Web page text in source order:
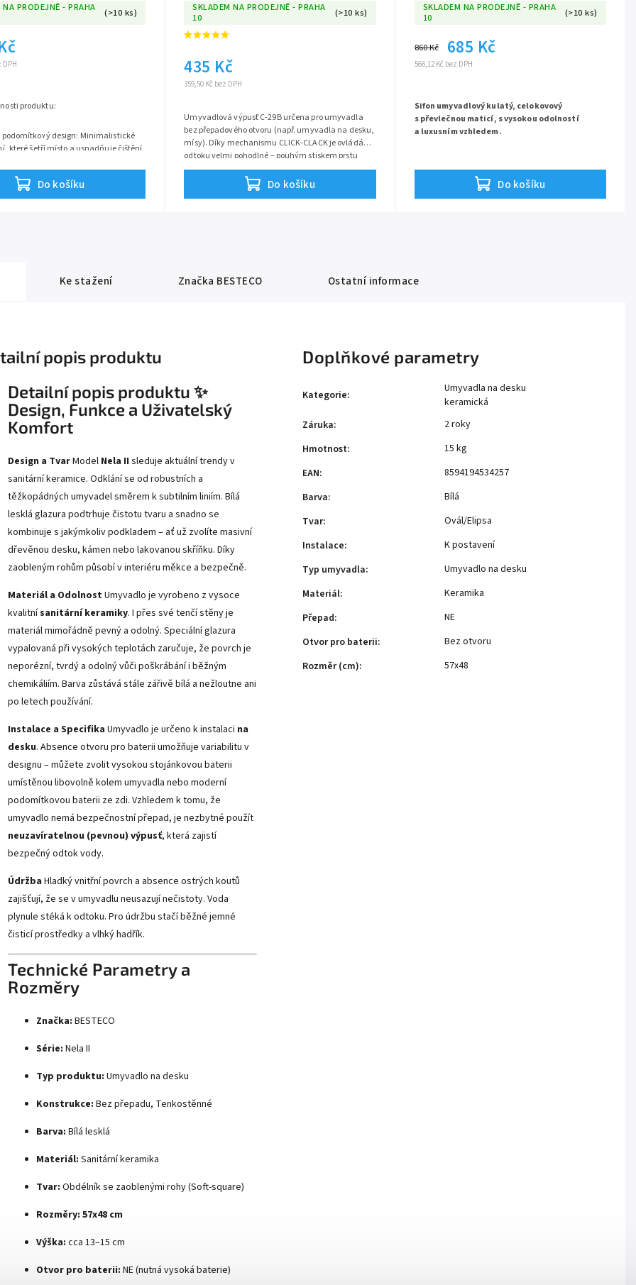
NA PRODEJNĚ - PRAHA (>10 ks)
DPH
Do košíku
produktu:
podomítkový design: Minimalistické
které šetří místo a usnadňuje čištění
balení: Včetně vnitřního
tělesa – žádné skryté
navíc.
perlátor: Jemný a provzdušněný
SKLADEM NA PRODEJNĚ - PRAHA
10
(>10 ks)
359,50 Kč bez DPH
435 Kč
Do košíku
Umyvadlová výpusť C-29B určena pro umyvadla
bez přepadového otvoru (např. umyvadla na desku,
mísy). Díky mechanismu CLICK-CLACK je ovládání
odtoku velmi pohodlné – pouhým stiskem prstu
odtok uzavřete nebo otevřete. Celokovové provedení
zajišťuje vysokou kvalitu a dlouhou životnost.
SKLADEM NA PRODEJNĚ - PRAHA
10
(>10 ks)
566,12 Kč bez DPH
860 Kč 685 Kč
Do košíku
Sifon umyvadlový kulatý, celokovový
s převlečnou maticí, s vysokou odolností
a luxusním vzhledem.
lesklou chromovou povrchovou úpravou,
představuje elegantní a moderní řešení pro viditelné
instalace Díky svému čistému, kulatému tvaru a
Ke stažení Značka BESTECO Ostatní informace
popis produktu
Detailní popis produktu ✨
Design, Funkce a Uživatelský
Komfort
Design a TvarModel Nela II sleduje aktuální trendy v
sanitární keramice. Odklání se od robustních a
těžkopádných umyvadel směrem k subtilním liniím. Bílá
lesklá glazura podtrhuje čistotu tvaru a snadno se
kombinuje s jakýmkoliv podkladem – ať už zvolíte masivní
dřevěnou desku, kámen nebo lakovanou skříňku. Díky
zaobleným rohům působí v interiéru měkce a bezpečně.
Materiál a OdolnostUmyvadlo je vyrobeno z vysoce
kvalitnísanitární keramiky. I přes své tenčí stěny je
materiál mimořádně pevný a odolný. Speciální glazura
vypalovaná při vysokých teplotách zaručuje, že povrch je
neporézní, tvrdý a odolný vůči poškrábání i běžným
chemikáliím. Barva zůstává stále zářivě bílá a nežloutne ani
po letech používání.
Instalace a Specifika Umyvadlo je určeno k instalaci na
desku. Absence otvoru pro baterii umožňuje variabilitu v
designu – můžete zvolit vysokou stojánkovou baterii
umístěnou libovolně kolem umyvadla nebo moderní
podomítkovou baterii ze zdi. Vzhledem k tomu, že
umyvadlo nemá bezpečnostní přepad, je nezbytné použít
neuzavíratelnou (pevnou) výpusť, která zajistí
bezpečný odtok vody.
Údržba Hladký vnitřní povrch a absence ostrých koutů
zajišťují, že se v umyvadlu neusazují nečistoty. Voda
plynule stéká k odtoku. Pro údržbu stačí běžné jemné
čisticí prostředky a vlhký hadřík.
Technické Parametry a
Rozměry
Značka: BESTECO
Série: Nela II
Typ produktu: Umyvadlo na desku
Konstrukce: Bez přepadu, Tenkostěnné
Barva: Bílá lesklá
Materiál: Sanitární keramika
Tvar: Obdélník se zaoblenými rohy (Soft-square)
Rozměry: 57x48 cm
Výška: cca 13–15 cm
Otvor pro baterii: NE (nutná vysoká baterie)
Doplňkové parametry
Kategorie:
Umyvadla na desku
keramická
Záruka:
2 roky
Hmotnost:
15 kg
EAN:
8594194534257
Barva:
Bílá
Tvar:
Ovál/Elipsa
Instalace:
K postavení
Typ umyvadla:
Umyvadlo na desku
Materiál:
Keramika
Přepad:
NE
Otvor pro baterii:
Bez otvoru
Rozměr (cm): 57x48